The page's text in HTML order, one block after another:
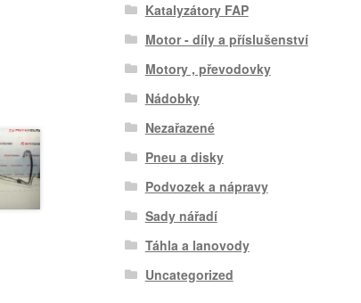
Katalyzátory FAP
Motor - díly a příslušenství
Motory , převodovky
Nádobky
Nezařazené
Pneu a disky
Podvozek a nápravy
Sady nářadí
Táhla a lanovody
Uncategorized